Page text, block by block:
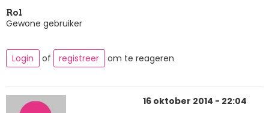
Rol
Gewone gebruiker
Login of registreer om te reageren
16 oktober 2014 - 22:04